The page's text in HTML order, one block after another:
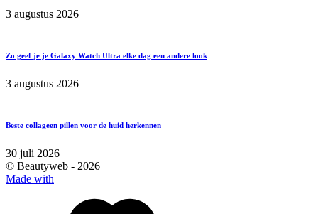
3 augustus 2026
Zo geef je je Galaxy Watch Ultra elke dag een andere look
3 augustus 2026
Beste collageen pillen voor de huid herkennen
30 juli 2026
© Beautyweb - 2026
Made with